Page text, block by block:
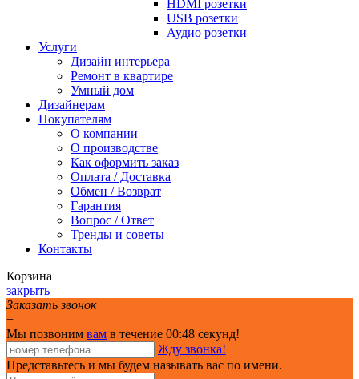
HDMI розетки
USB розетки
Аудио розетки
Услуги
Дизайн интерьера
Ремонт в квартире
Умный дом
Дизайнерам
Покупателям
О компании
О производстве
Как оформить заказ
Оплата / Доставка
Обмен / Возврат
Гарантия
Вопрос / Ответ
Тренды и советы
Контакты
Корзина
закрыть
Заказать звонок
+
Мы позвоним вам в течение 00:48 секунд!
Жду звонка!
Представьтесь и мы будем называть вас по имени.